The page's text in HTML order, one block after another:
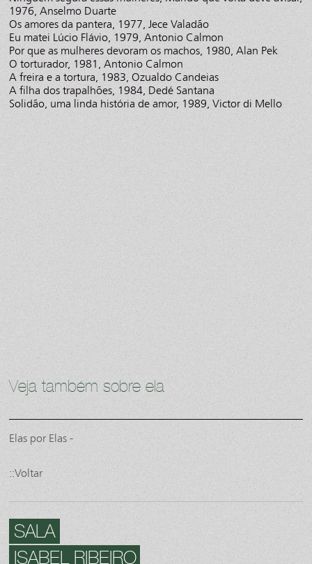
1976, Anselmo Duarte
Os amores da pantera, 1977, Jece Valadão
Eu matei Lúcio Flávio, 1979, Antonio Calmon
Por que as mulheres devoram os machos, 1980, Alan Pek
O torturador, 1981, Antonio Calmon
A freira e a tortura, 1983, Ozualdo Candeias
A filha dos trapalhões, 1984, Dedé Santana
Solidão, uma linda história de amor, 1989, Victor di Mello
Veja também sobre ela
Elas por Elas -
::Voltar
SALA
ISABEL RIBEIRO